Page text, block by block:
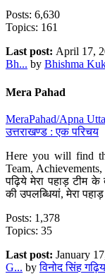
Posts: 6,630
Topics: 161
Last post: April 17,
Bh... by Bhishma
Mera Pahad
MeraPahad/Apna
उत्तराखण्ड : एक परिचय
Here you will find
Team,
पढ़िये मेरा पहाड़ टीम के
की उपलब्धियां, मेरा
Posts: 1,378
Topics: 35
Last post: January
G... byविनोद सिंह